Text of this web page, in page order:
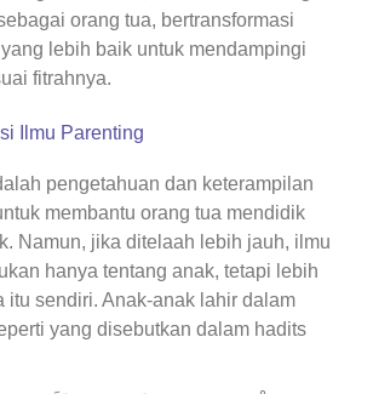
orang tua, bertransformasi
lebih baik untuk mendampingi
fitrahnya.
Ilmu Parenting
pengetahuan dan keterampilan
membantu orang tua mendidik
Namun, jika ditelaah lebih jauh, ilmu
hanya tentang anak, tetapi lebih
itu sendiri. Anak-anak lahir dalam
yang disebutkan dalam hadits